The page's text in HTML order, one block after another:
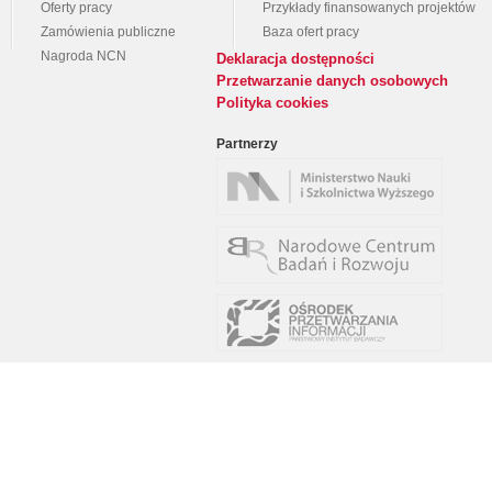
Oferty pracy
Zamówienia publiczne
Nagroda NCN
Przykłady finansowanych projektów
Baza ofert pracy
Deklaracja dostępności
Przetwarzanie danych osobowych
Polityka cookies
Partnerzy